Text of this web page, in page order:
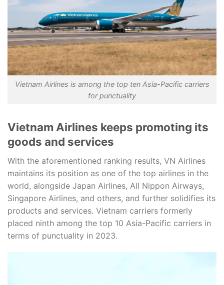
Vietnam Airlines is among the top ten Asia-Pacific carriers
for punctuality
Vietnam Airlines keeps promoting its
goods and services
With the aforementioned ranking results, VN Airlines
maintains its position as one of the top airlines in the
world, alongside Japan Airlines, All Nippon Airways,
Singapore Airlines, and others, and further solidifies its
products and services. Vietnam carriers formerly
placed ninth among the top 10 Asia-Pacific carriers in
terms of punctuality in 2023.